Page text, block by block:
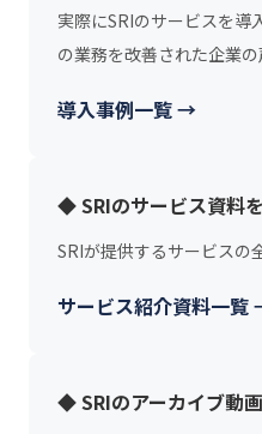
実際にSRIのサービスを導
の業務を改善された企業
導入事例一覧 →
◆ SRIのサービス資料
SRIが提供するサービスの
サービス紹介資料一覧
◆ SRIのアーカイブ動